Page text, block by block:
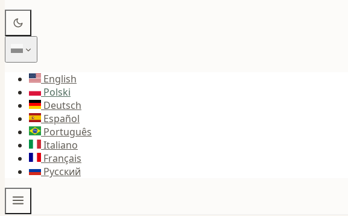
English
Polski
Deutsch
Español
Português
Italiano
Français
Русский